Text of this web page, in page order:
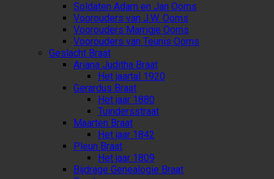
Soldaten Adam en Jan Ooms
Voorouders van J.W. Ooms
Voorouders Marrigje Ooms
Voorouders van Teunis Ooms
Geslacht Braat
Ariana Juditha Braat
Het jaartal 1920
Gerardus Braat
Het jaar 1880
Tuindersstraat
Maarten Braat
Het jaar 1842
Pleun Braat
Het jaar 1809
Bijdrage Genealogie Braat